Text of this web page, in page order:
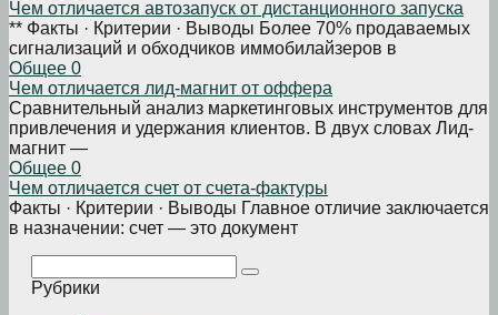
Чем отличается автозапуск от дистанционного запуска
** Факты · Критерии · Выводы Более 70% продаваемых
сигнализаций и обходчиков иммобилайзеров в
Общее 0
Чем отличается лид-магнит от оффера
Сравнительный анализ маркетинговых инструментов для
привлечения и удержания клиентов. В двух словах Лид-
магнит —
Общее 0
Чем отличается счет от счета-фактуры
Факты · Критерии · Выводы Главное отличие заключается
в назначении: счет — это документ
Рубрики